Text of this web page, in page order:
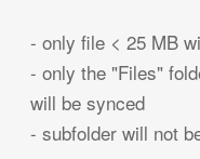
- only file < 25 MB
- only the "Files"
will be synced
- subfolder will not